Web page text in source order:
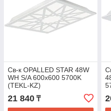
Св-к OPALLED STAR 48W
WH S/A 600x600 5700K
(TEKL-KZ)
21 840 ₸